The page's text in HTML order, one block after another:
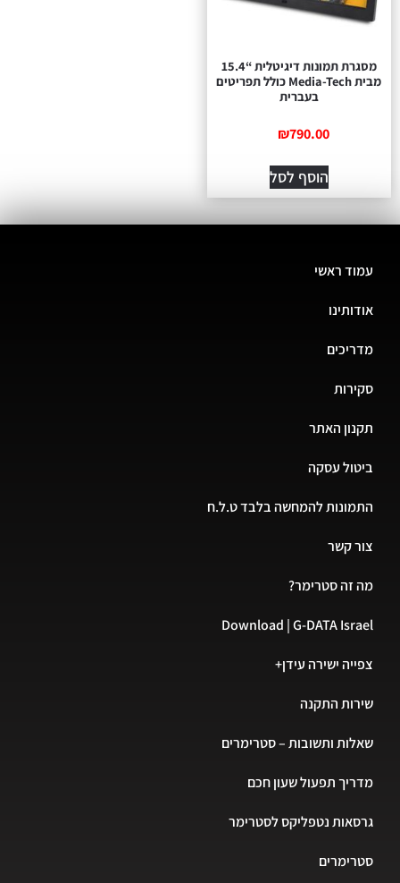
מסגרת תמונות דיגיטלית “15.4
מבית Media-Tech כולל תפריטים
בעברית
₪790.00
הוסף לסל
עמוד ראשי
אודותינו
מדריכים
סקירות
תקנון האתר
ביטול עסקה
התמונות להמחשה בלבד ט.ל.ח
צור קשר
מה זה סטרימר?
Download | G-DATA Israel
צפייה ישירה עידן+
שירות התקנה
שאלות ותשובות – סטרימרים
מדריך תפעול שעון חכם
גרסאות נטפליקס לסטרימר
סטרימרים